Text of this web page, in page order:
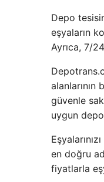
Depo
eşyaların
Ayrıca, 7/
güvenle
uygun
en doğru
fiyatlarla